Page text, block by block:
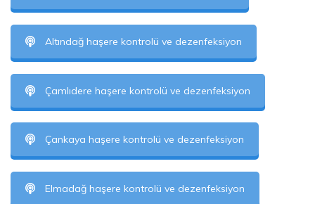
Altındağ haşere kontrolü ve dezenfeksiyon
Çamlıdere haşere kontrolü ve dezenfeksiyon
Çankaya haşere kontrolü ve dezenfeksiyon
Elmadağ haşere kontrolü ve dezenfeksiyon